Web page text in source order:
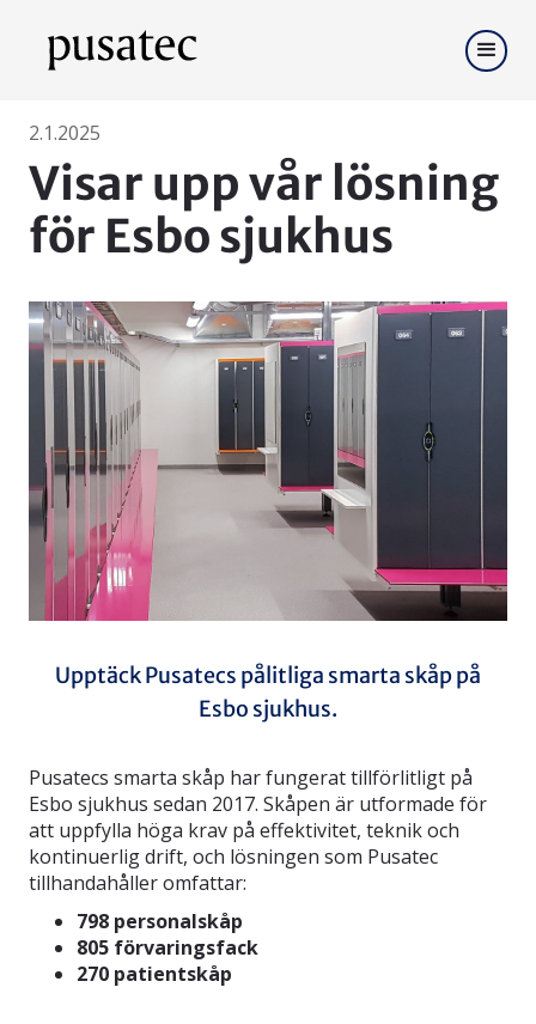
2.1.2025
Visar upp vår lösning
för Esbo sjukhus
Upptäck Pusatecs pålitliga smarta skåp på
Esbo sjukhus.
Pusatecs smarta skåp har fungerat tillförlitligt på
Esbo sjukhus sedan 2017. Skåpen är utformade för
att uppfylla höga krav på effektivitet, teknik och
kontinuerlig drift, och lösningen som Pusatec
tillhandahåller omfattar:
798 personalskåp
805 förvaringsfack
270 patientskåp